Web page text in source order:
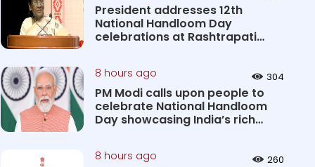
President addresses 12th
National Handloom Day
celebrations at Rashtrapati
8 hours ago 304
PM Modi calls upon people to
celebrate National Handloom
Day showcasing India’s rich
8 hours ago 260